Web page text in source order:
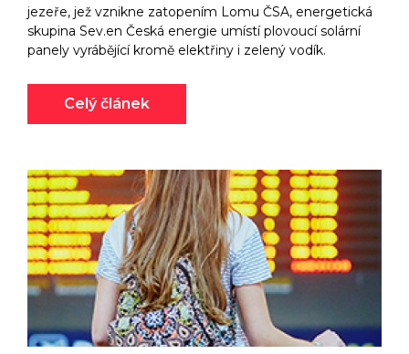
jezeře, jež vznikne zatopením Lomu ČSA, energetická
skupina Sev.en Česká energie umístí plovoucí solární
panely vyrábějící kromě elektřiny i zelený vodík.
Celý článek